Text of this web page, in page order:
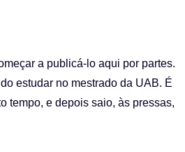
a publicá-lo aqui por partes.
estudar no mestrado da UAB. É
tempo, e depois saio, às pressas,